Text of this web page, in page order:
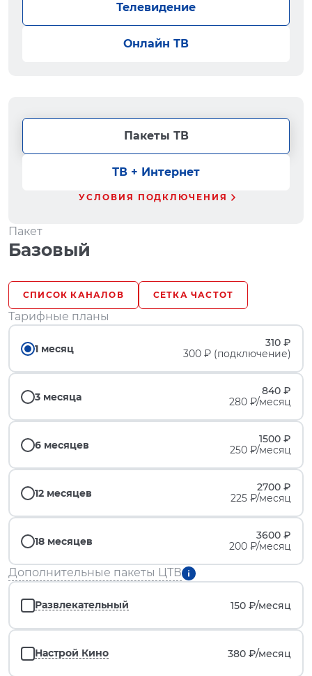
Телевидение
Онлайн ТВ
Пакеты ТВ
ТВ + Интернет
УСЛОВИЯ ПОДКЛЮЧЕНИЯ
Пакет
Базовый
СПИСОК КАНАЛОВ СЕТКА ЧАСТОТ
Тарифные планы
1 месяц
310 ₽
300 ₽ (подключение)
3 месяца
840 ₽
280 ₽/месяц
6 месяцев
1500 ₽
250 ₽/месяц
12 месяцев
2700 ₽
225 ₽/месяц
18 месяцев
3600 ₽
200 ₽/месяц
Дополнительные пакеты ЦТВ
Развлекательный 150 ₽/месяц
Настрой Кино 380 ₽/месяц